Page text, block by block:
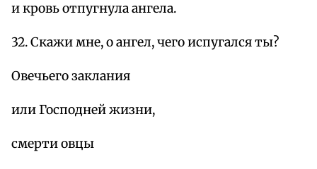
и кровь отпугнула ангела.
32. Скажи мне, о ангел, чего испугался ты?
Овечьего заклания
или Господней жизни,
смерти овцы